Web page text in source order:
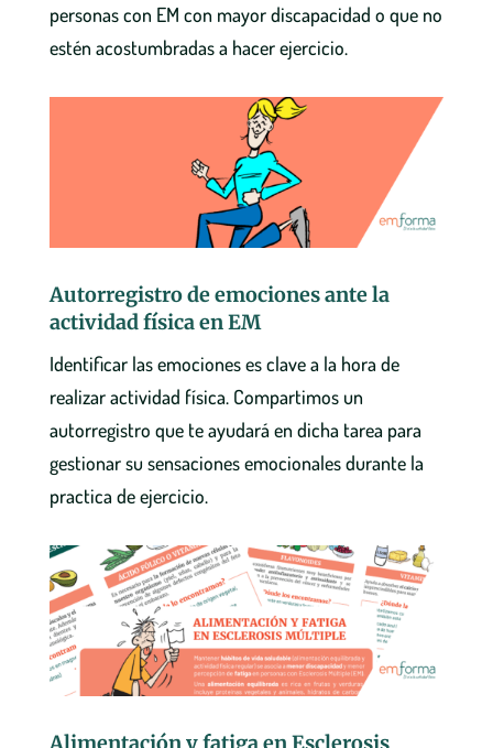
personas con EM con mayor discapacidad o que no
estén acostumbradas a hacer ejercicio.
Autorregistro de emociones ante la
actividad física en EM
Identificar las emociones es clave a la hora de
realizar actividad física. Compartimos un
autorregistro que te ayudará en dicha tarea para
gestionar su sensaciones emocionales durante la
practica de ejercicio.
Alimentación y fatiga en Esclerosis